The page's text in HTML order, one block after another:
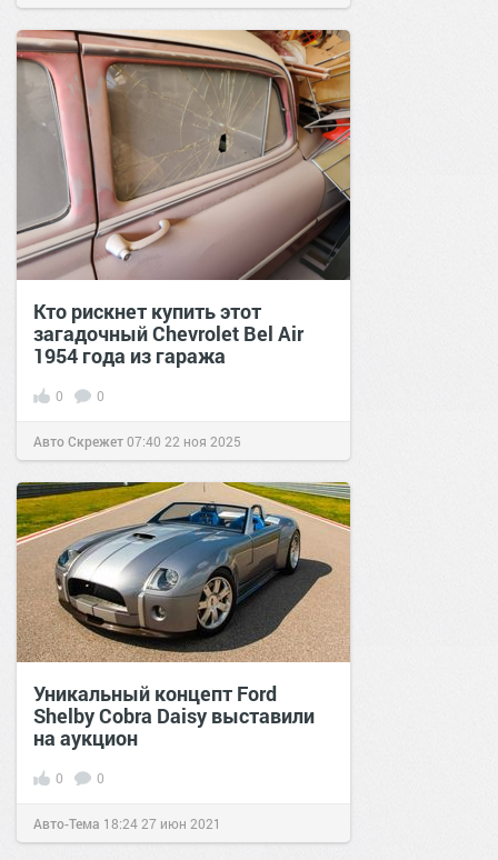
Кто рискнет купить этот
загадочный Chevrolet Bel Air
1954 года из гаража
0 0
Авто Скрежет07:40 22 ноя 2025
Уникальный концепт Ford
Shelby Cobra Daisy выставили
на аукцион
0 0
Авто-Тема 18:2427 июн 2021